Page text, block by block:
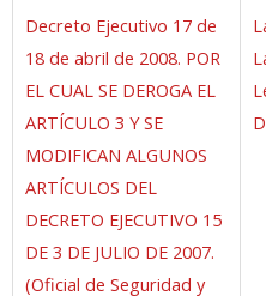
Decreto Ejecutivo 17 de
18 de abril de 2008. POR
EL CUAL SE DEROGA EL
ARTÍCULO 3 Y SE
MODIFICAN ALGUNOS
ARTÍCULOS DEL
DECRETO EJECUTIVO 15
DE 3 DE JULIO DE 2007.
(Oficial de Seguridad y